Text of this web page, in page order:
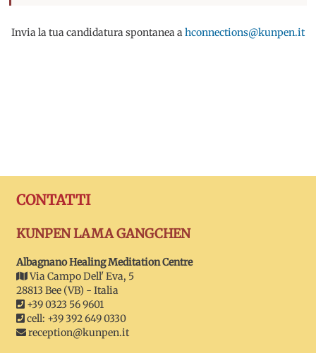
Invia la tua candidatura spontanea ahconnections@kunpen.it
CONTATTI
KUNPEN LAMA GANGCHEN
Albagnano Healing Meditation Centre
Via Campo Dell' Eva, 5
28813 Bee (VB) - Italia
+39 0323 56 9601
cell: +39 392 649 0330
reception@kunpen.it